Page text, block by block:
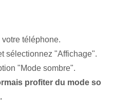
téléphone.
sélectionnez "Affichage".
"Mode sombre".
profiter du mode so